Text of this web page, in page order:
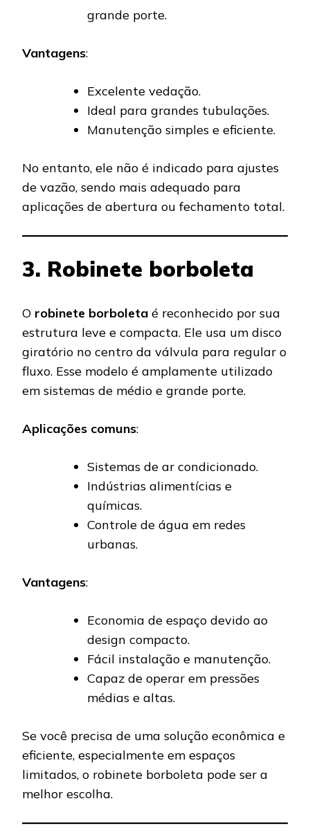
grande porte.
Vantagens:
Excelente vedação.
Ideal para grandes tubulações.
Manutenção simples e eficiente.
No entanto, ele não é indicado para ajustes
de vazão, sendo mais adequado para
aplicações de abertura ou fechamento total.
3. Robinete borboleta
O robinete borboleta é reconhecido por sua
estrutura leve e compacta. Ele usa um disco
giratório no centro da válvula para regular o
fluxo. Esse modelo é amplamente utilizado
em sistemas de médio e grande porte.
Aplicações comuns:
Sistemas de ar condicionado.
Indústrias alimentícias e
químicas.
Controle de água em redes
urbanas.
Vantagens:
Economia de espaço devido ao
design compacto.
Fácil instalação e manutenção.
Capaz de operar em pressões
médias e altas.
Se você precisa de uma solução econômica e
eficiente, especialmente em espaços
limitados, o robinete borboleta pode ser a
melhor escolha.